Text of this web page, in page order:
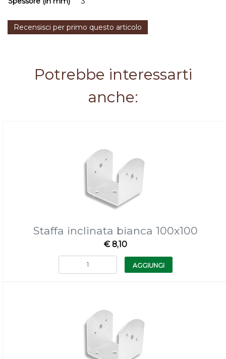
Recensisci per primo questo articolo
Potrebbe interessarti
anche:
Staffa inclinata bianca 100x100
€ 8,10
Quantità
AGGIUNGI